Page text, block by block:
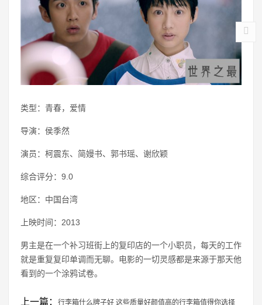
类型：青春，爱情
导演：侯季然
演员：柯震东、简嫚书、郭书瑶、谢欣颖
综合评分：9.0
地区：中国台湾
上映时间：2013
男主是在一个补习班街上的复印店的一个小职员，每天的工作
就是重复复印单调而无聊。电影的一切灵感都是来源于那天他
看到的一个涂鸦试卷。
上一篇： 行李箱什么牌子好 这些质量好颜值高的行李箱值得你选择